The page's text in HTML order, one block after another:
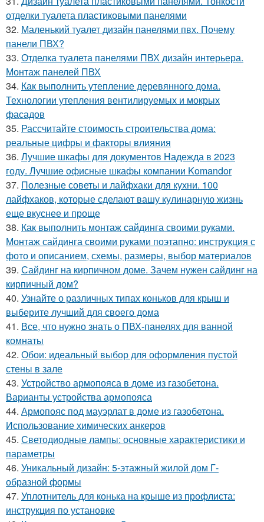
отделки туалета пластиковыми панелями
32. Маленький туалет дизайн панелями пвх. Почему
панели ПВХ?
33. Отделка туалета панелями ПВХ дизайн интерьера.
Монтаж панелей ПВХ
34. Как выполнить утепление деревянного дома.
Технологии утепления вентилируемых и мокрых
фасадов
35. Рассчитайте стоимость строительства дома:
реальные цифры и факторы влияния
36. Лучшие шкафы для документов Надежда в 2023
году. Лучшие офисные шкафы компании Komandor
37. Полезные советы и лайфхаки для кухни. 100
лайфхаков, которые сделают вашу кулинарную жизнь
еще вкуснее и проще
38. Как выполнить монтаж сайдинга своими руками.
Монтаж сайдинга своими руками поэтапно: инструкция с
фото и описанием, схемы, размеры, выбор материалов
39. Сайдинг на кирпичном доме. Зачем нужен сайдинг на
кирпичный дом?
40. Узнайте о различных типах коньков для крыш и
выберите лучший для своего дома
41. Все, что нужно знать о ПВХ-панелях для ванной
комнаты
42. Обои: идеальный выбор для оформления пустой
стены в зале
43. Устройство армопояса в доме из газобетона.
Варианты устройства армопояса
44. Армопояс под мауэрлат в доме из газобетона.
Использование химических анкеров
45. Светодиодные лампы: основные характеристики и
параметры
46. Уникальный дизайн: 5-этажный жилой дом Г-
образной формы
47. Уплотнитель для конька на крыше из профлиста:
инструкция по установке